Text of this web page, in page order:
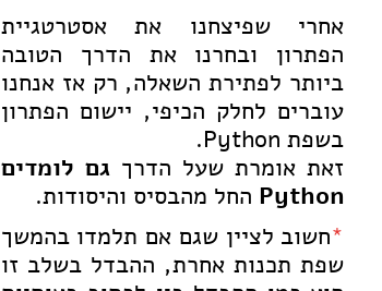
אחרי שפיצחנו את אסטרטגיית
הפתרון ובחרנו את הדרך הטובה
ביותר לפתירת השאלה, רק אז אנחנו
עוברים לחלק הכיפי, יישום הפתרון
בשפת Python.
זאת אומרת שעל הדרךגם לומדים
Python החל מהבסיס והיסודות.
*חשוב לציין שגם אם תלמדו בהמשך
שפת תכנות אחרת, ההבדל בשלב זו